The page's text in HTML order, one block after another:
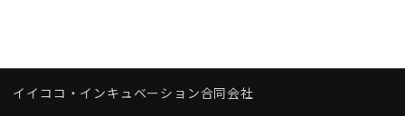
イイココ・インキュベーション合同会社